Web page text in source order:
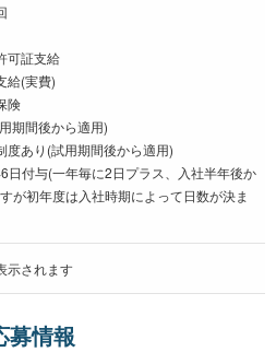
可証支給
給(実費)
険
期間後から適用)
度あり(試用期間後から適用)
日付与(一年毎に2日プラス、入社半年後か
が初年度は入社時期によって日数が決ま
示されます
募情報